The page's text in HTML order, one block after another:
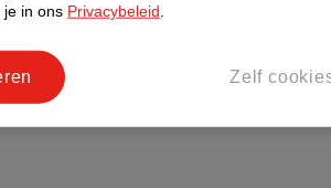
je in ons Privacybeleid
Zelf